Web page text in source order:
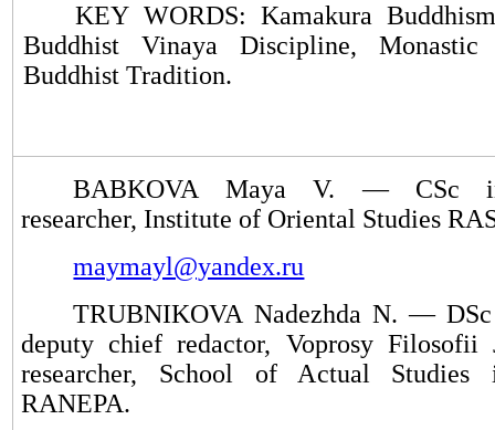
KEY WORDS: Kamakura
Buddhist Vinaya Discipline, Monastic
Buddhist Tradition.
BABKOVA Maya V. — CSc in
researcher, Institute of Oriental Studies
maymayl@yandex.ru
TRUBNIKOVA Nadezhda N.—DSc
deputy chief redactor, Voprosy Filosofii
researcher, School of Actual Studies
RANEPA.